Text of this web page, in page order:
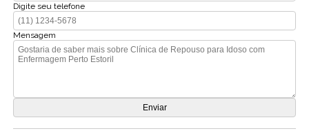
Digite seu telefone
Mensagem